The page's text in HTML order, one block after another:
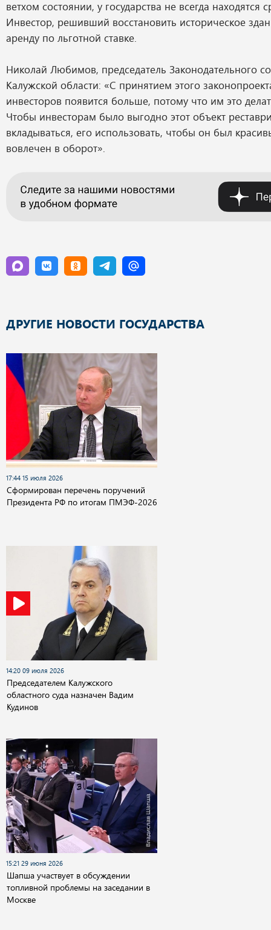
ветхом состоянии, у государства не всегда находятся
Инвестор, решивший восстановить историческое
аренду по льготной ставке.
Николай Любимов, председатель Законодательного
Калужской области: «С принятием этого
инвесторов появится больше, потому что им это
Чтобы инвесторам было выгодно этот объект
вкладываться, его использовать, чтобы он был
вовлечен в оборот».
ДРУГИЕ НОВОСТИ ГОСУДАРСТВА
17:44 15 июля 2026
Сформирован перечень поручений
Президента РФ по итогам ПМЭФ-2026
14:20 09 июля 2026
Председателем Калужского
областного суда назначен Вадим
Кудинов
15:21 29 июня 2026
Шапша участвует в обсуждении
топливной проблемы на заседании в
Москве